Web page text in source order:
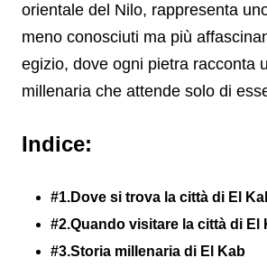
orientale del Nilo, rappresenta
meno conosciuti ma più
egizio, dove ogni pietra racconta
millenaria che attende solo di
Indice:
#1.Dove si trova la città di El
#2.Quando visitare la città di El
#3.Storia millenaria di El Kab